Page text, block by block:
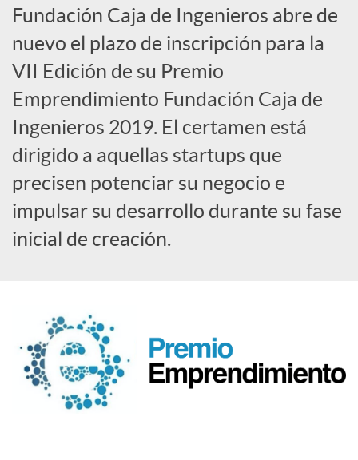
a
d
o
r
d
o
Fundación Caja de Ingenieros abre de
nuevo el plazo de inscripción para la
VII Edición de su Premio
Emprendimiento Fundación Caja de
Ingenieros 2019. El certamen está
dirigido a aquellas startups que
precisen potenciar su negocio e
impulsar su desarrollo durante su fase
inicial de creación.